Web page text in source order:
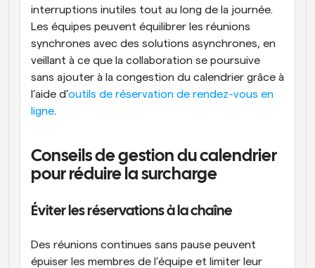
interruptions inutiles tout au long de la journée.
Les équipes peuvent équilibrer les réunions
synchrones avec des solutions asynchrones, en
veillant à ce que la collaboration se poursuive
sans ajouter à la congestion du calendrier grâce à
l’aide d’outils de réservation de rendez-vous en
ligne.
Conseils de gestion du calendrier
pour réduire la surcharge
Éviter les réservations à la chaîne
Des réunions continues sans pause peuvent
épuiser les membres de l’équipe et limiter leur